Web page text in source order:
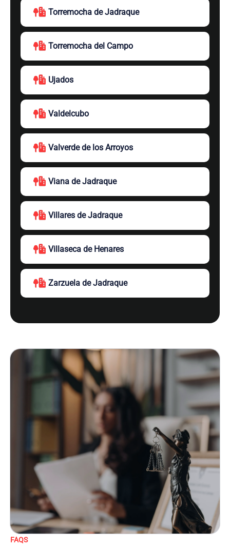
Torremocha de Jadraque
Torremocha del Campo
Ujados
Valdelcubo
Valverde de los Arroyos
Viana de Jadraque
Villares de Jadraque
Villaseca de Henares
Zarzuela de Jadraque
FAQS